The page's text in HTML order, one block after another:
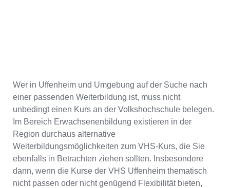
Wer in Uffenheim und Umgebung auf der Suche nach
einer passenden Weiterbildung ist, muss nicht
unbedingt einen Kurs an der Volkshochschule belegen.
Im Bereich Erwachsenenbildung existieren in der
Region durchaus alternative
Weiterbildungsmöglichkeiten zum VHS-Kurs, die Sie
ebenfalls in Betrachten ziehen sollten. Insbesondere
dann, wenn die Kurse der VHS Uffenheim thematisch
nicht passen oder nicht genügend Flexibilität bieten,